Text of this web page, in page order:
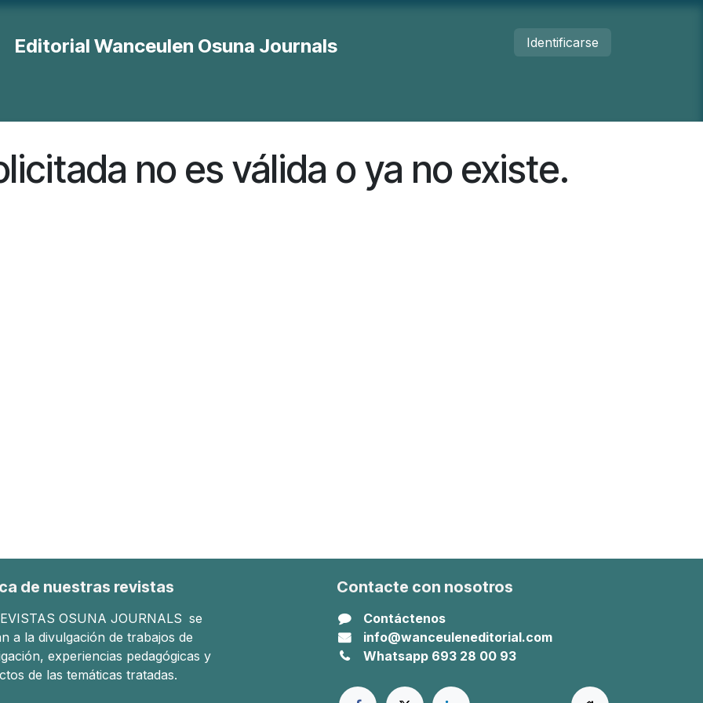
Editorial Wanceulen Osuna Journals Identificarse
no es válida o ya no existe.
de nuestras revistas
OSUNA JOURNALS se
a la divulgación de trabajos de
experiencias pedagógicas y
de las temáticas tratadas.
Contacte con nosotros
Contáctenos
info@wanceuleneditorial.com
Whatsapp 693 28 00 93